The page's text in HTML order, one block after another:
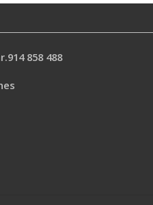
858 488